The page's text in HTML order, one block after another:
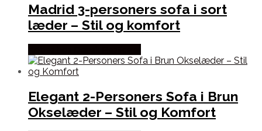
Madrid 3-personers sofa i sort
læder – Stil og komfort
Elegant 2-Personers Sofa i Brun
Okselæder – Stil og Komfort